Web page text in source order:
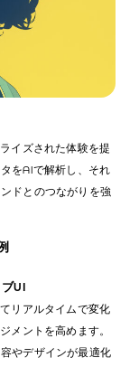
イズされた体験を提
をAIで解析し、それ
ドとのつながりを強
UI
リアルタイムで変化
メントを高めます。
やデザインが最適化